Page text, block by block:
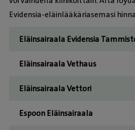
Evidensia-eläinlääkäriasemasi
Eläinsairaala Evidensia
Eläinsairaala Vethaus
Eläinsairaala Vettori
Espoon Eläinsairaala